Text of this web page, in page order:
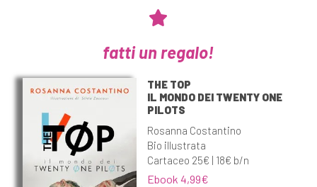
fatti un regalo!
THE TOP
IL MONDO DEI TWENTY ONE
PILOTS
Rosanna Costantino
Bio illustrata
Cartaceo 25€ | 18€ b/n
Ebook 4,99€